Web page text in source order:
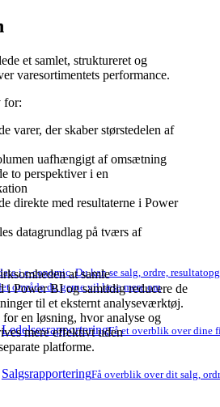
i e-conomic. Du kan se salg, ordre,
område du gerne vil læse mere om
LedelsesrapporteringFå et overblik over dine
SalgsrapporteringFå overblik over dit salg,
et samlet, struktureret og
varesortimentets performance.
for:
varer, der skaber størstedelen af
uafhængigt af omsætning
to perspektiver i en
direkte med resultaterne i Power
datagrundlag på tværs af
at samle
i Power BI og samtidig reducere de
til et eksternt analyseværktøj.
en løsning, hvor analyse og
mere effektivt uden
platforme.